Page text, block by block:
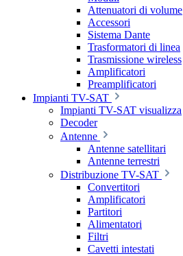
Attenuatori di volume
Accessori
Sistema Dante
Trasformatori di linea
Trasmissione wireless
Amplificatori
Preamplificatori
Impianti TV-SAT
Impianti TV-SAT visualizza
Decoder
Antenne
Antenne satellitari
Antenne terrestri
Distribuzione TV-SAT
Convertitori
Amplificatori
Partitori
Alimentatori
Filtri
Cavetti intestati